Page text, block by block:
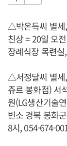
△박온득씨 별세
친상 = 20일 오
장례식장 목련
△서정달씨 별세
쥬르 봉화점) 서
원(LG생산기술
빈소 경북 봉화
8시, 054-674-